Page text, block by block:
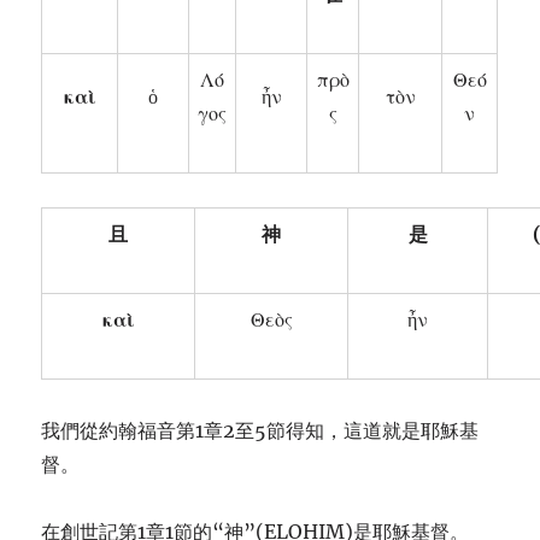
καὶ ὁ
Λό
γος
ἦν
πρὸ
ς
τὸν
Θεό
ν
且 神 是
καὶ Θεὸς ἦν
我們從約翰福音第1章2至5節得知，這道就是耶穌基
督。
在創世記第1章1節的“神”(ELOHIM)是耶穌基督。